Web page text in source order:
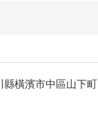
縣橫濱市中區山下町